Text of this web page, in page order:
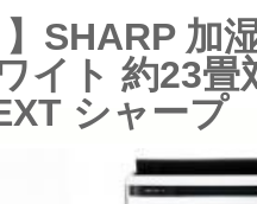
】SHARP 加
イト 約23畳
シャープ